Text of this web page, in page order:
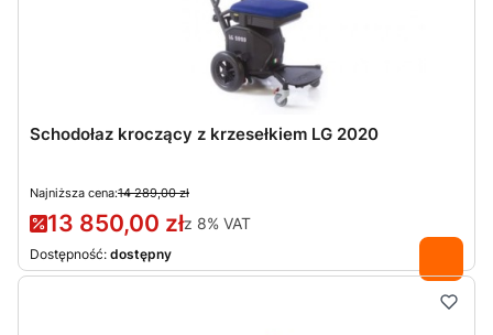
Schodołaz kroczący z krzesełkiem LG 2020
13 850,00 złz 8% VAT
Najniższa cena:14 289,00 zł
Dostępność: dostępny